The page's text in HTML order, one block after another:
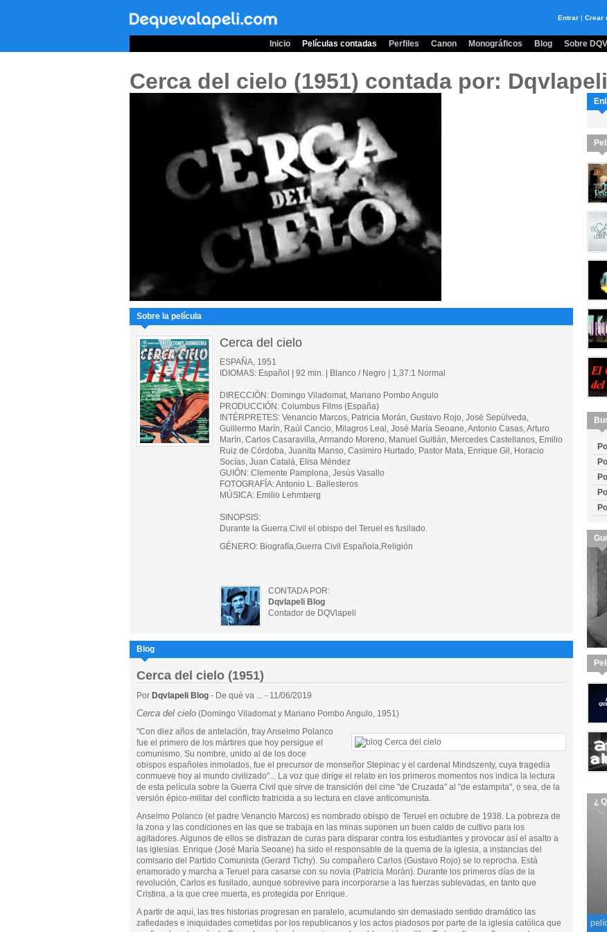
Entrar | Crear
Inicio Películas contadas Perfiles Canon Monográficos Blog Sobre
Cerca del cielo (1951) contada por:
Sobre la película
Cerca del cielo
ESPAÑA, 1951
IDIOMAS: Español | 92 min. | Blanco / Negro | 1,37:1 Normal
DIRECCIÓN: Domingo Viladomat, Mariano Pombo Angulo
PRODUCCIÓN: Columbus Films (España)
INTÉRPRETES: Venancio Marcos, Patricia Morán, Gustavo Rojo, José Sepúlveda,
Guillermo Marín, Raúl Cancio, Milagros Leal, José María Seoane, Antonio Casas, Arturo
Marín, Carlos Casaravilla, Armando Moreno, Manuel Guitián, Mercedes Castellanos, Emilio
Ruiz de Córdoba, Juanita Manso, Casimiro Hurtado, Pastor Mata, Enrique Gil, Horacio
Socías, Juan Catalá, Elisa Méndez
GUIÓN: Clemente Pamplona, Jesús Vasallo
FOTOGRAFÍA: Antonio L. Ballesteros
MÚSICA: Emilio Lehmberg
SINOPSIS:
Durante la Guerra Civil el obispo del Teruel es fusilado.
GÉNERO: Biografía,Guerra Civil Española,Religión
CONTADA POR:
Dqvlapeli Blog
Contador de DQVlapeli
Blog
Cerca del cielo (1951)
Por Dqvlapeli Blog - De qué va ... - 11/06/2019
Cerca del cielo (Domingo Viladomat y Mariano Pombo Angulo, 1951)
"Con diez años de antelación, fray Anselmo Polanco
fue el primero de los mártires que hoy persigue el
comunismo. Su nombre, unido al de los doce
obispos españoles inmolados, fue el precursor de monseñor Stepinac y el cardenal Mindszenty, cuya tragedia
conmueve hoy al mundo civilizado"... La voz que dirige el relato en los primeros momentos nos indica la lectura
de esta película sobre la Guerra Civil que sirve de transición del cine "de Cruzada" al "de estampita", o sea, de la
versión épico-militar del conflicto fratricida a su lectura en clave anticomunista.
Anselmo Polanco (el padre Venancio Marcos) es nombrado obispo de Teruel en octubre de 1938. La pobreza de
la zona y las condiciones en las que se trabaja en las minas suponen un buen caldo de cultivo para los
agitadores. Algunos de ellos se disfrazan de curas para disparar contra los estudiantes y provocar así el asalto a
las iglesias. Enrique (José María Seoane) ha sido el responsable de la quema de la iglesia, a instancias del
comisario del Partido Comunista (Gerard Tichy). Su compañero Carlos (Gustavo Rojo) se lo reprocha. Está
enamorado y marcha a Teruel para casarse con su novia (Patricia Morán). Durante los primeros días de la
revolución, Carlos es fusilado, aunque sobrevive para incorporarse a las fuerzas sublevadas, en tanto que
Cristina, a la que cree muerta, es protegida por Enrique.
A partir de aquí, las tres historias progresan en paralelo, acumulando sin demasiado sentido dramático las
zafiedades e iniquidades cometidas por los republicanos y los actos piadosos por parte de la iglesia católica que
¿